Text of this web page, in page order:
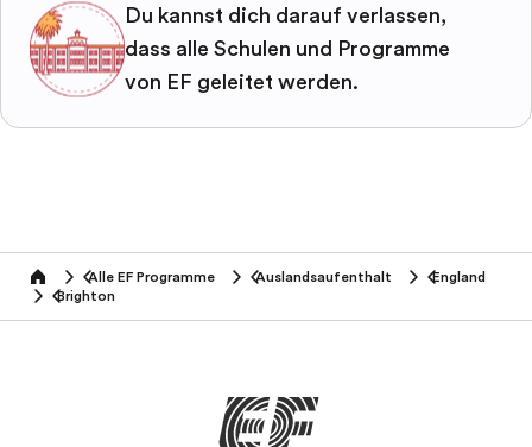
Du kannst dich darauf verlassen,
dass alle Schulen und Programme
von EF geleitet werden.
home Alle EF Programme Auslandsaufenthalt
England
Brighton